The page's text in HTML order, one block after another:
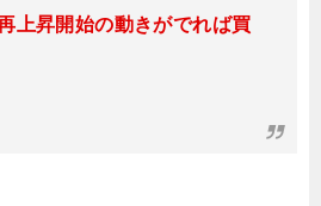
上昇開始の動きがでれば買